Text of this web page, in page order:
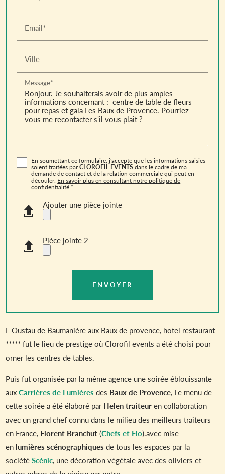
Email*
Ville
Message*
En soumettant ce formulaire, j'accepte que les informations saisies
soient traitées parCLOROFIL EVENTS dans le cadre de ma
demande de contact et de la relation commerciale qui peut en
découler. En savoir plus en consultant notre politique de
confidentialité.*
Ajouter une pièce jointe
Pièce jointe 2
L Oustau de Baumanière aux Baux de provence, hotel restaurant
***** fut le lieu de prestige où Clorofil events a été choisi pour
orner les centres de tables.
Puis fut organisée par la même agence une soirée éblouissante
auxCarrières de Lumières des Baux de Provence, Le menu de
cette soirée a été élaboré parHelen traiteuren collaboration
avec un grand chef connu dans le milieu des meilleurs traiteurs
en France, Florent Branchut(Chefs et Flo).avec mise
en lumières scénographiques de tous les espaces par la
sociétéScénic, une décoration végétale avec des oliviers et